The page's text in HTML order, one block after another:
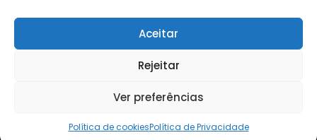
Aceitar
Rejeitar
Ver preferências
Política de cookiesPolítica de Privacidade
Notícias
Lançamentos Crédito
Mercado Imobiliário Quadratto| Powered BySpiceThemes